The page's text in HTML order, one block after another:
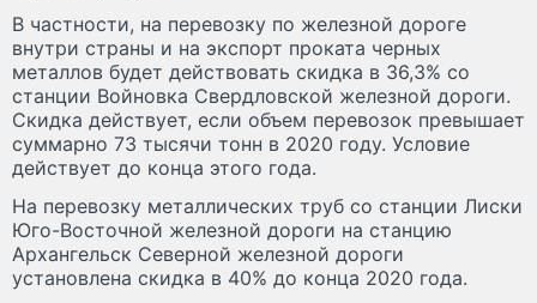
В частности, на перевозку по железной дороге
внутри страны и на экспорт проката черных
металлов будет действовать скидка в 36,3% со
станции Войновка Свердловской железной дороги.
Скидка действует, если объем перевозок превышает
суммарно 73 тысячи тонн в 2020 году. Условие
действует до конца этого года.
На перевозку металлических труб со станции Лиски
Юго-Восточной железной дороги на станцию
Архангельск Северной железной дороги
установлена скидка в 40% до конца 2020 года.